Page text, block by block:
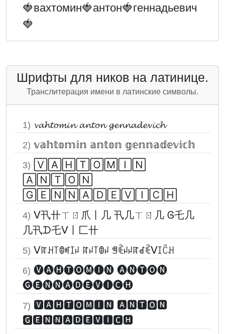
🍓вахтомин🍓антон🍓геннадьевич
🍓
Шрифты для ников на латинице.
Транслитерация имени в латинские символы.
1) 𝓿𝓪𝓱𝓽𝓸𝓶𝓲𝓷 𝓪𝓷𝓽𝓸𝓷 𝓰𝓮𝓷𝓷𝓪𝓭𝓮𝓿𝓲𝓬𝓱
2) 𝕧𝕒𝕙𝕥𝕠𝕞𝕚𝕟 𝕒𝕟𝕥𝕠𝕟 𝕘𝕖𝕟𝕟𝕒𝕕𝕖𝕧𝕚𝕔𝕙
3) 🅅🄰🄷🅃🄾🄼🄸🄽
🄰🄽🅃🄾🄽
🄶🄴🄽🄽🄰🄳🄴🅅🄸🄲🄷
4) ᐯ卂卄ㄒㄖ爪丨几 卂几ㄒㄖ几 Ꮆ乇几
几卂ᗪ乇ᐯ丨匚卄
5) ᐯꍏꃅ꓄ꂦꎭꀤꈤ ꍏꈤ꓄ꂦꈤ ꁅꍟꈤꈤꍏꀸꍟᐯꀤꉓꃅ
6) 🅥🅐🅗🅣🅞🅜🅘🅝 🅐🅝🅣🅞🅝
🅖🅔🅝🅝🅐🅓🅔🅥🅘🅒🅗
7) 🆅🅰🅷🆃🅾🅼🅸🅽 🅰🅽🆃🅾🅽
🅶🅴🅽🅽🅰🅳🅴🆅🅸🅲🅷